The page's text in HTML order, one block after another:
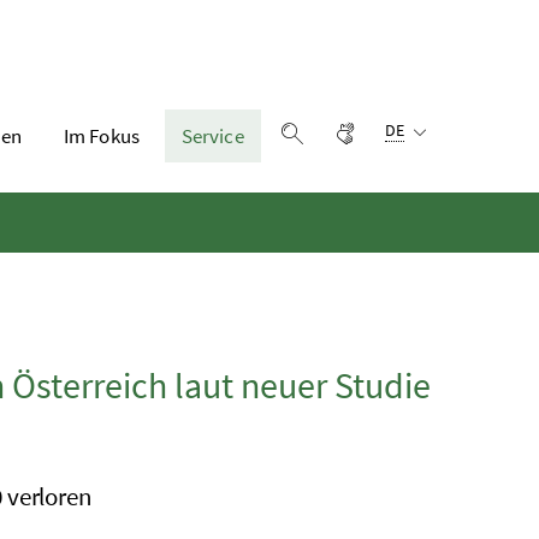
Im Fokus
Service
Gebärdensprache
DE
laut neuer Studie
verloren